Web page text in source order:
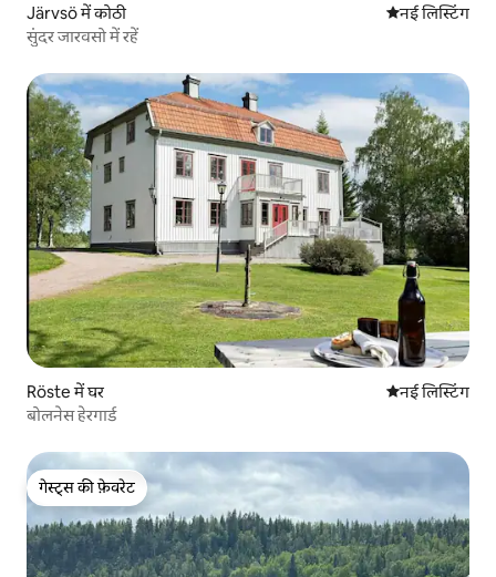
Järvsö में कोठी ठहरने की नई
नई लिस्टिंग
सुंदर जारवसो में रहें
Röste में घर ठहरने की नई
नई लिस्टिंग
बोलनेस हेरगार्ड
गेस्ट्स की फ़ेवरेट
गेस्ट्स की फ़ेवरेट